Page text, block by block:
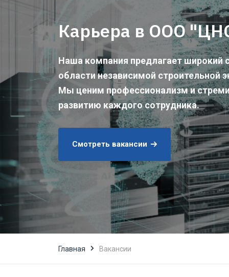
Карьера в ООО
Наша компания предлагает широкий
области независимой строительной
Мы ценим профессионализм и
развитию каждого сотрудника.
Смотреть вакансии
Главная Вакансии